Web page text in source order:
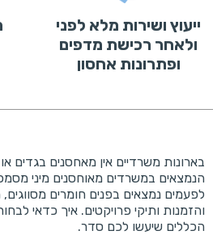
ייעוץ ושירות מלא לפני
ולאחר רכישת מדפים
ופתרונות אחסון
בארונות משרדיים אין מאחסנים בגדים
הנמצאים במשרדים מאוחסנים מיני
לפעמים נמצאים בפנים חומרים
והזמנות ותיקי פרויקטים. איך כדאי
הכללים שיעשו לכם סדר.